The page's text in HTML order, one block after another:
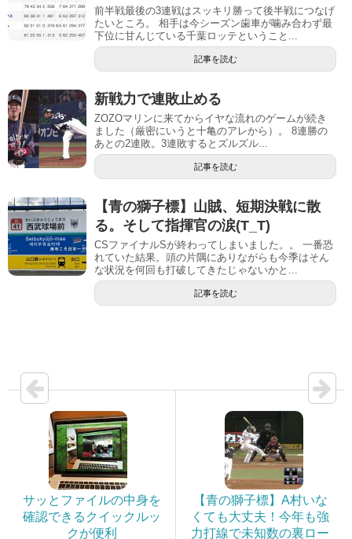
前半戦最後の3連戦はスッキリ勝って後半戦につなげ
たいところ。 相手は今シーズン歯車が噛み合わず最
下位に甘んじている千葉ロッテということ...
記事を読む
新戦力で連敗止める
ZOZOマリンに来てからイヤな流れのゲームが続き
ました（厳密にいうと十亀のアレから）。 8連勝の
あとの2連敗。3連敗するとズルズル...
記事を読む
【青の獅子標】山賊、短期決戦に散
る。そして指揮官の涙(T_T)
CSファイナルSが終わってしまいました。。 一番恐
れていた結果。頭の片隅にありながらも今季はそん
な状況を何回も打破してきたじゃないかと...
記事を読む
サッとファイルの中身を
確認できるクイックルッ
クが便利
【青の獅子標】A村いな
くても大丈夫！今年も強
力打線で未知数の裏ロー